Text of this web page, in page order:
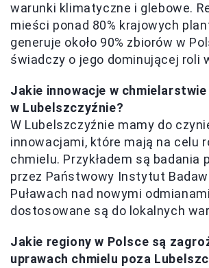
warunki klimatyczne i glebowe.
mieści ponad 80% krajowych
generuje około 90% zbiorów w
świadczy o jego dominującej roli
Jakie innowacje w chmielarstwie
w Lubelszczyźnie?
W Lubelszczyźnie mamy do
innowacjami, które mają na celu
chmielu. Przykładem są badania
przez Państwowy Instytut
Puławach nad nowymi
dostosowane są do lokalnych
Jakie regiony w Polsce są
uprawach chmielu poza